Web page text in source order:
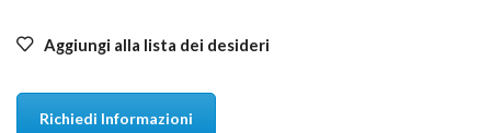
Aggiungi alla lista dei desideri
Richiedi Informazioni